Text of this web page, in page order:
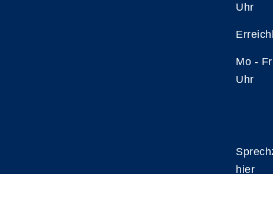
Uhr
Mo -
Uhr
hier